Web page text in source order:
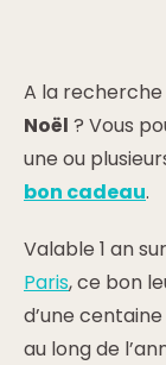
A la recherche
Noël ? Vous
une ou
bon cadeau.
Valable 1 an
Paris, ce bon
d’une
au long de